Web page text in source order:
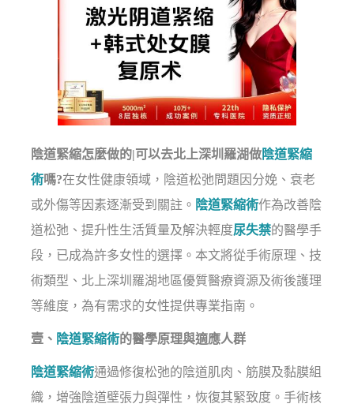
陰道緊縮怎麼做的|可以去北上深圳羅湖做陰道緊縮
術嗎?在女性健康領域，陰道松弛問題因分娩、衰老
或外傷等因素逐漸受到關註。 陰道緊縮術作為改善陰
道松弛、提升性生活質量及解決輕度尿失禁的醫學手
段，已成為許多女性的選擇。本文將從手術原理、技
術類型、北上深圳羅湖地區優質醫療資源及術後護理
等維度，為有需求的女性提供專業指南。
壹、 陰道緊縮術的醫學原理與適應人群
陰道緊縮術通過修復松弛的陰道肌肉、筋膜及黏膜組
織，增強陰道壁張力與彈性，恢復其緊致度。手術核